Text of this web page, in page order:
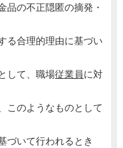
品の不正隠匿の摘発・
る合理的理由に基づい
して、職場従業員に対
このようなものとして
づいて行われるとき